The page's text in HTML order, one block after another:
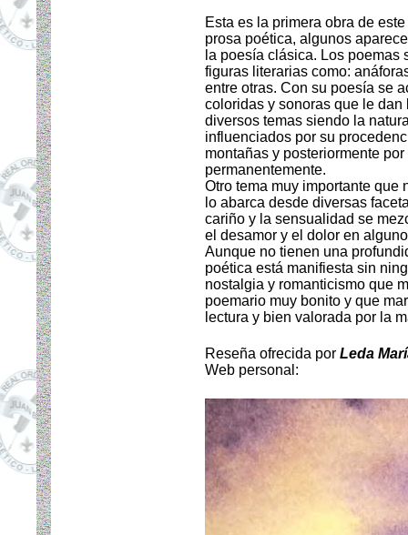
Esta es la primera obra de
prosa poética, algunos
la poesía clásica. Los poemas
figuras literarias como:
entre otras. Con su poesía se
coloridas y sonoras que le
diversos temas siendo la
influenciados por su
montañas y posteriormente
permanentemente.
Otro tema muy importante que
lo abarca desde diversas
cariño y la sensualidad se
el desamor y el dolor en
Aunque no tienen una
poética está manifiesta sin
nostalgia y romanticismo que
poemario muy bonito y que
lectura y bien valorada por la
Reseña ofrecida por Leda
Web personal: